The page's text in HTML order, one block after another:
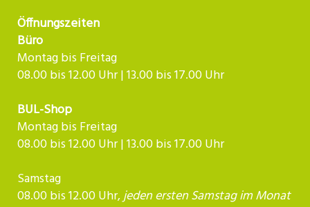
Öffnungszeiten
Büro
Montag bis Freitag
08.00 bis 12.00 Uhr | 13.00 bis 17.00 Uhr
BUL-Shop
Montag bis Freitag
08.00 bis 12.00 Uhr | 13.00 bis 17.00 Uhr
Samstag
08.00 bis 12.00 Uhr,jeden ersten Samstag im Monat